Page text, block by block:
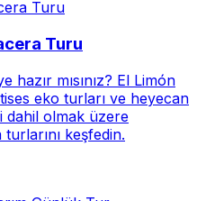
Turu
mısınız? El Limón
eko turları ve heyecan
dahil olmak üzere
keşfedin.